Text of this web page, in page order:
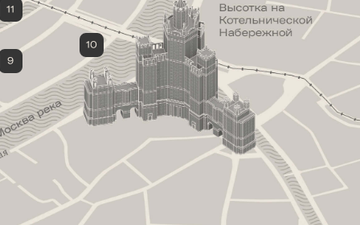
9 Иль Помидоро
10 Community
11 Карлсон